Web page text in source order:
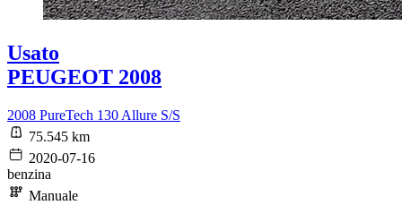
Usato
PEUGEOT 2008
2008 PureTech 130 Allure S/S
75.545 km
2020-07-16
benzina
Manuale